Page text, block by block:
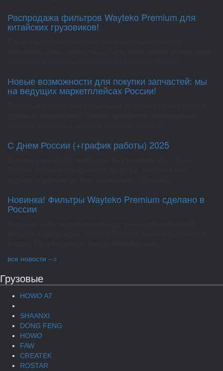
Распродажа фильтров Wayteko Premium для
китайских грузовиков!
Новые возможности для покупки запчастей: мы
на ведущих маркетплейсах России!
С Днем России (+график работы) 2025
Новинка! Фильтры Wayteko Premium сделано в
России
все новости -->
Грузовые
HOWO A7
SHAANXI
DONG FENG
HOWO
FAW
CREATEK
ROSTAR